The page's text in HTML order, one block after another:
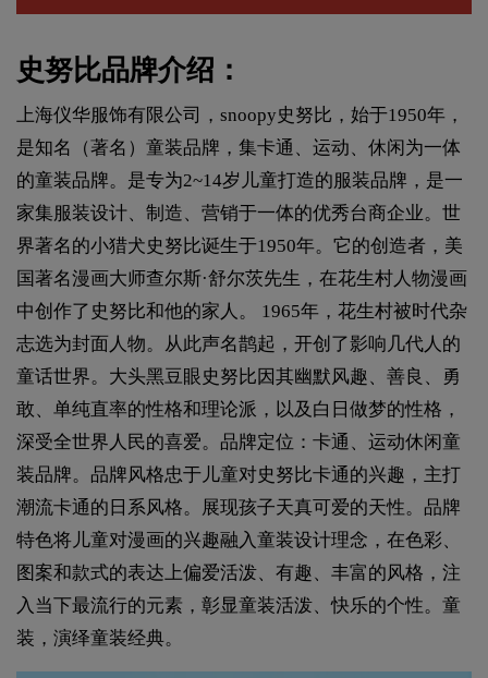
史努比品牌介绍：
上海仪华服饰有限公司，snoopy史努比，始于1950年，
是知名（著名）童装品牌，集卡通、运动、休闲为一体
的童装品牌。是专为2~14岁儿童打造的服装品牌，是一
家集服装设计、制造、营销于一体的优秀台商企业。世
界著名的小猎犬史努比诞生于1950年。它的创造者，美
国著名漫画大师查尔斯·舒尔茨先生，在花生村人物漫画
中创作了史努比和他的家人。 1965年，花生村被时代杂
志选为封面人物。从此声名鹊起，开创了影响几代人的
童话世界。大头黑豆眼史努比因其幽默风趣、善良、勇
敢、单纯直率的性格和理论派，以及白日做梦的性格，
深受全世界人民的喜爱。品牌定位：卡通、运动休闲童
装品牌。品牌风格忠于儿童对史努比卡通的兴趣，主打
潮流卡通的日系风格。展现孩子天真可爱的天性。品牌
特色将儿童对漫画的兴趣融入童装设计理念，在色彩、
图案和款式的表达上偏爱活泼、有趣、丰富的风格，注
入当下最流行的元素，彰显童装活泼、快乐的个性。童
装，演绎童装经典。